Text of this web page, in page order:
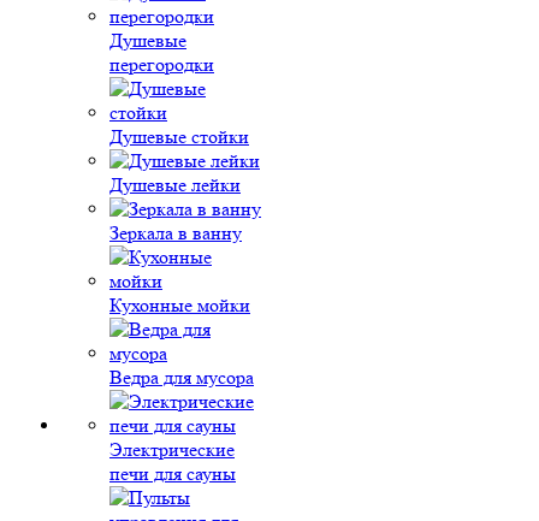
Душевые
перегородки
Душевые стойки
Душевые лейки
Зеркала в ванну
Кухонные мойки
Ведра для мусора
Электрические
печи для сауны